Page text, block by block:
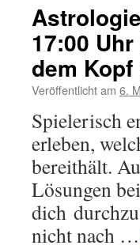
17:00
dem
Veröffentlicht am 6.
Spielerisch
erleben,
bereithält.
Lösungen
dich
nicht nach …